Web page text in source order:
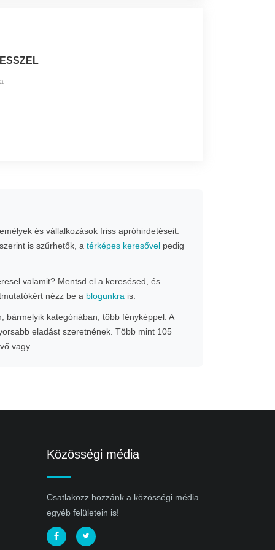
és vállalkozások friss apróhirdetéseit:
is szűrhetők, a térképes keresővel pedig
valamit? Mentsd el a keresésed, és
nézz be a blogunkra is.
bármelyik kategóriában, több fényképpel. A
eladást szeretnének. Több mint 105
vagy.
Közösségi média
Csatlakozz hozzánk a közösségi média
egyéb felületein is!